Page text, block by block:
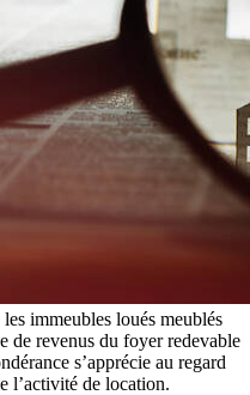
immeubles loués meublés
de revenus du foyer redevable
s’apprécie au regard
l’activité de location.